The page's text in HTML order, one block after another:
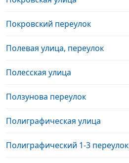
Покровский переулок
Полевая улица, переулок
Полесская улица
Ползунова переулок
Полиграфическая улица
Полиграфический 1-3 переулок